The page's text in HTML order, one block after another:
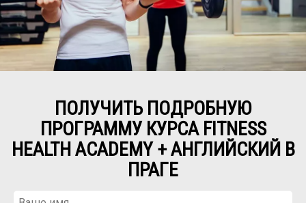
ПОЛУЧИТЬ ПОДРОБНУЮ
ПРОГРАММУ КУРСА FITNESS
HEALTH ACADEMY + АНГЛИЙСКИЙ В
ПРАГЕ